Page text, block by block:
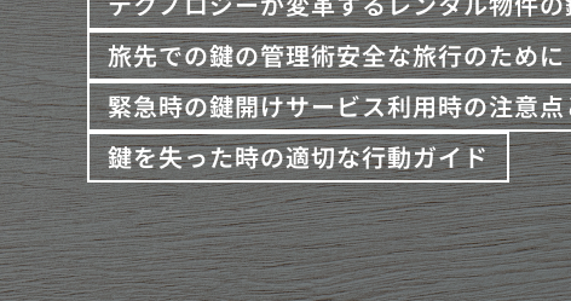
旅先での鍵の管理術安全な旅行のために
緊急時の鍵開けサービス利用時の注意
鍵を失った時の適切な行動ガイド